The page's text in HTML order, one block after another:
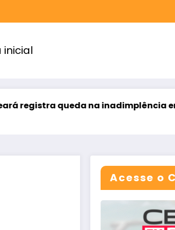
inicial
queda na inadimplência em
Acesse o